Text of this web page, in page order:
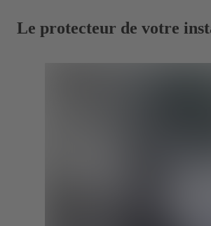
Le protecteur de votre